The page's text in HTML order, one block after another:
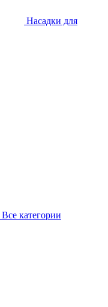
Насадки для
Все категории